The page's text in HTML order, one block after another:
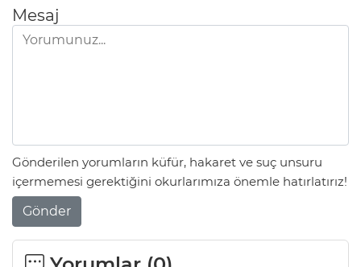
Mesaj
Gönderilen yorumların küfür, hakaret ve suç unsuru
içermemesi gerektiğini okurlarımıza önemle hatırlatırız!
Gönder